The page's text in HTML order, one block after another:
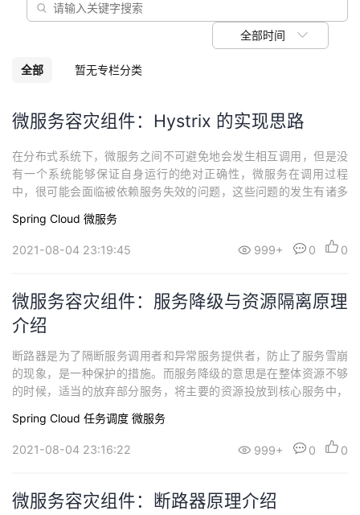
发
者
学
堂
我
课
的
证
我
实
验
的
收
Programs
的
支
持
我
的
术
持
我
云
建
议
全部时间
全部 暂无专栏分类
微服务容灾组件：Hystrix 的实现思路
在分布式系统下，微服务之间不可避免地会发生相互调用，但是没
有一个系统能够保证自身运行的绝对正确性，微服务在调用过程
中，很可能会面临被依赖服务失效的问题，这些问题的发生有诸多
者是被依赖的微服务抛出了调用异常、还有可能是因为被依赖的微
服务负载过大无法及时响应请求等等原因。本系列文章将会介绍 Hy
Spring Cloud 微服务
2021-08-04 23:19:45 999+ 0 0
微服务容灾组件：服务降级与资源隔离原理
介绍
断路器是为了隔断服务调用者和异常服务提供者，防止了服务雪崩
的现象，是一种保护的措施。而服务降级的意思是在整体资源不够
的时候，适当的放弃部分服务，将主要的资源投放到核心服务中，
间调用发生问题时，它将采用备用的fallback方法代替主方法执行并
返回结果，这就进行了服务降级，同时触发了断路器的逻辑。当调
Spring Cloud 任务调度 微服务
2021-08-04 23:16:22 999+ 0 0
微服务容灾组件：断路器原理介绍